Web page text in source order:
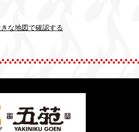
きな地図で確認する